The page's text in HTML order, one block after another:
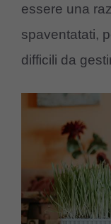
essere una
spaventatati,
difficili da